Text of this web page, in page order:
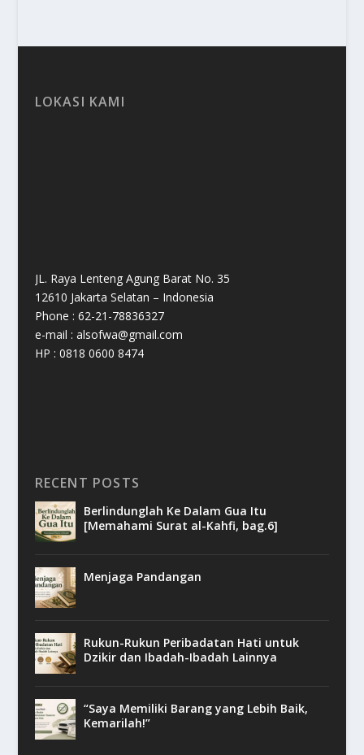
LOKASI KAMI
JL. Raya Lenteng Agung Barat No. 35
12610 Jakarta Selatan – Indonesia
Phone : 62-21-78836327
e-mail : alsofwa@gmail.com
HP : 0818 0600 8474
RECENT POSTS
Berlindunglah Ke Dalam Gua Itu
[Memahami Surat al-Kahfi, bag.6]
Menjaga Pandangan
Rukun-Rukun Peribadatan Hati untuk
Dzikir dan Ibadah-Ibadah Lainnya
“Saya Memiliki Barang yang Lebih Baik,
Kemarilah!”